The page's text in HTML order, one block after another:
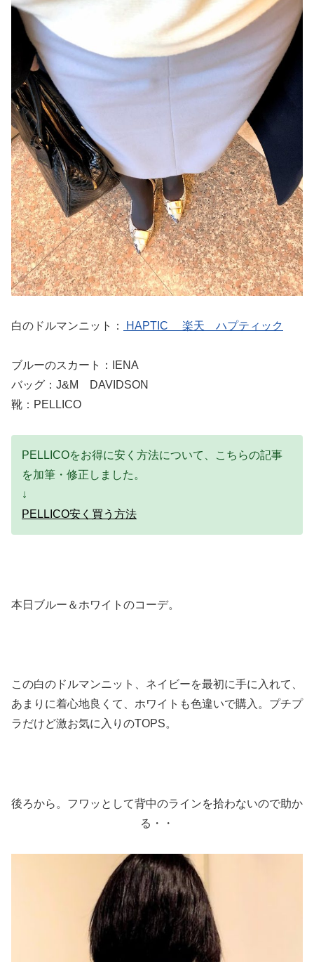
白のドルマンニット： HAPTIC 楽天 ハプティック
ブルーのスカート：IENA
バッグ：J&M DAVIDSON
靴：PELLICO
PELLICOをお得に安く方法について、こちらの記事
を加筆・修正しました。
↓
PELLICO安く買う方法
本日ブルー＆ホワイトのコーデ。
この白のドルマンニット、ネイビーを最初に手に入れて、
あまりに着心地良くて、ホワイトも色違いで購入。プチプ
ラだけど激お気に入りのTOPS。
後ろから。フワッとして背中のラインを拾わないので助か
る・・